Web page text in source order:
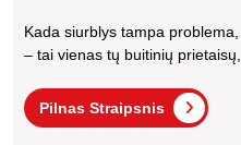
Kada siurblys tampa problema, o ne tik įtarimas Kavos aparatas
– tai vienas tų buitinių
Pilnas Straipsnis
Pilnas